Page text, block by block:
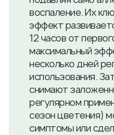
воспаление. Их
эффект
12 часов от
максимальный
несколько дней
использования.
снимают
регулярном
сезон цветения)
симптомы или